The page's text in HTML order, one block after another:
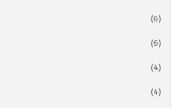
(6)
(6)
(4)
(4)